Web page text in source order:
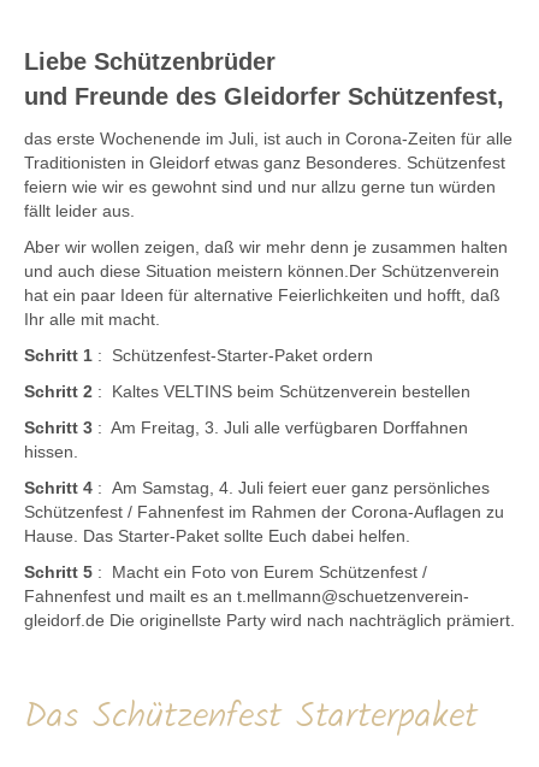
Liebe Schützenbrüder
und Freunde des Gleidorfer Schützenfest,
das erste Wochenende im Juli, ist auch in Corona-Zeiten für alle
Traditionisten in Gleidorf etwas ganz Besonderes. Schützenfest
feiern wie wir es gewohnt sind und nur allzu gerne tun würden
fällt leider aus.
Aber wir wollen zeigen, daß wir mehr denn je zusammen halten
und auch diese Situation meistern können.Der Schützenverein
hat ein paar Ideen für alternative Feierlichkeiten und hofft, daß
Ihr alle mit macht.
Schritt 1 : Schützenfest-Starter-Paket ordern
Schritt 2 : Kaltes VELTINS beim Schützenverein bestellen
Schritt 3 : Am Freitag, 3. Juli alle verfügbaren Dorffahnen
hissen.
Schritt 4 : Am Samstag, 4. Juli feiert euer ganz persönliches
Schützenfest / Fahnenfest im Rahmen der Corona-Auflagen zu
Hause. Das Starter-Paket sollte Euch dabei helfen.
Schritt 5 : Macht ein Foto von Eurem Schützenfest /
Fahnenfest und mailt es an t.mellmann@schuetzenverein-
gleidorf.de Die originellste Party wird nach nachträglich prämiert.
Das Schützenfest Starterpaket